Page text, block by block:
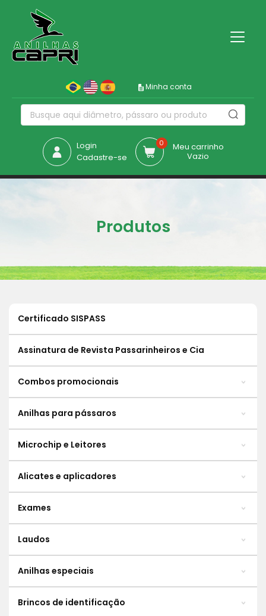
Minha conta
Login
Cadastre-se
0
Meu carrinho
Vazio
Produtos
Certificado SISPASS
Assinatura de Revista Passarinheiros e Cia
Combos promocionais
Anilhas para pássaros
Microchip e Leitores
Alicates e aplicadores
Exames
Laudos
Anilhas especiais
Brincos de identificação